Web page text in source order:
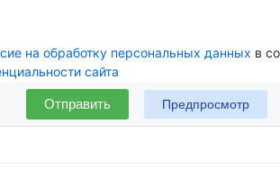
на обработку персональных данных в
сайта
Отправить